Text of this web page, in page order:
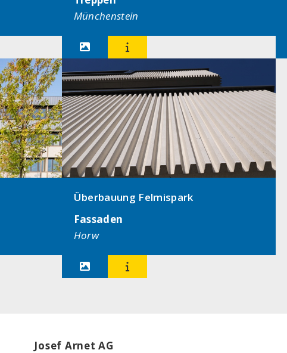
Münchenstein
 
Überbauung Felmispark
Fassaden
Horw
 
Josef Arnet AG